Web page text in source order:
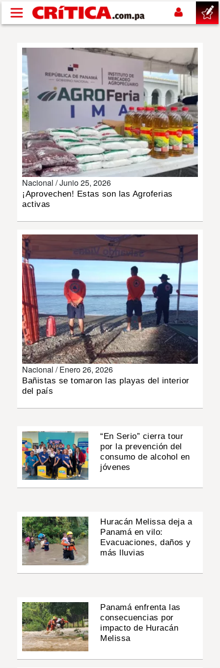
Pasar al contenido principal
NACIONAL
SHOW
DEPORTES
INSÓLITAS
MULTIMEDIA
IMPRESO
Nacional /Junio 25, 2026
¡Aprovechen! Estas son las Agroferias
activas
Nacional /Enero 26, 2026
Bañistas se tomaron las playas del interior
del país
“En Serio” cierra tour
por la prevención del
consumo de alcohol en
jóvenes
Huracán Melissa deja a
Panamá en vilo:
Evacuaciones, daños y
más lluvias
Panamá enfrenta las
consecuencias por
impacto de Huracán
Melissa